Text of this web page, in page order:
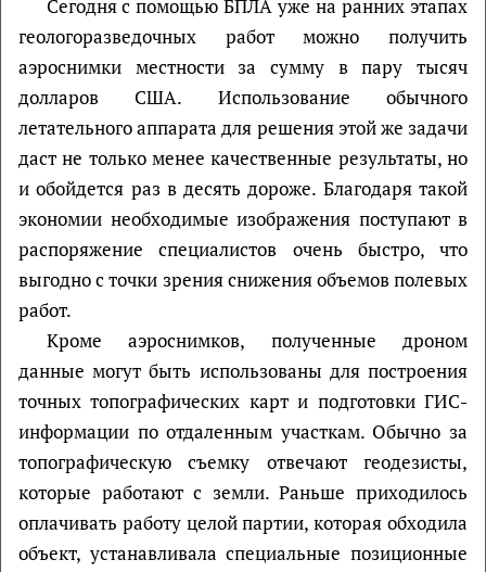
Сегодня с помощью БПЛА уже на ранних этапах
геологоразведочных работ можно получить
аэроснимки местности за сумму в пару тысяч
долларов США. Использование обычного
летательного аппарата для решения этой же задачи
даст не только менее качественные результаты, но
и обойдется раз в десять дороже. Благодаря такой
экономии необходимые изображения поступают в
распоряжение специалистов очень быстро, что
выгодно с точки зрения снижения объемов полевых
работ.
Кроме аэроснимков, полученные дроном
данные могут быть использованы для построения
точных топографических карт и подготовки ГИС-
информации по отдаленным участкам. Обычно за
топографическую съемку отвечают геодезисты,
которые работают с земли. Раньше приходилось
оплачивать работу целой партии, которая обходила
объект, устанавливала специальные позиционные